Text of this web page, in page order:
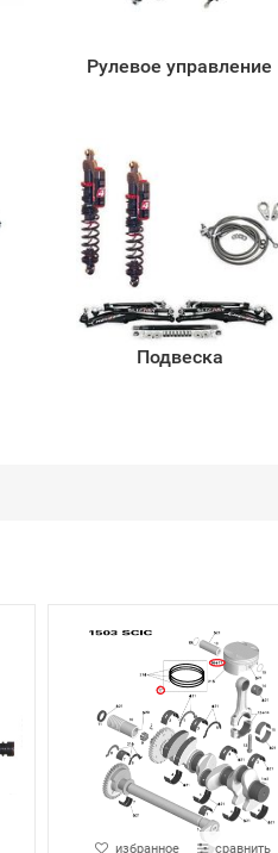
Рулевое управление
Подвеска
избранное сравнить